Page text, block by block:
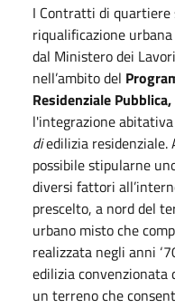
I Contratti di quartiere
riqualificazione
dal Ministero dei
nell’ambito del
Residenziale Pubblica,
l'integrazione
diedilizia residenziale.
possibile stipularne
diversi fattori
prescelto, a nord del
urbano misto che
realizzata negli anni
edilizia convenzionata
un terreno che